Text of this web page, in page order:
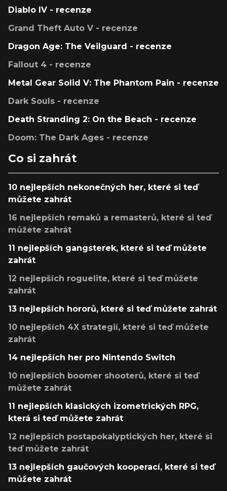
Diablo IV - recenze
Grand Theft Auto V - recenze
Dragon Age: The Veilguard - recenze
Fallout 4 - recenze
Metal Gear Solid V: The Phantom Pain - recenze
Dark Souls - recenze
Death Stranding 2: On the Beach - recenze
Doom: The Dark Ages - recenze
Co si zahrát
10 nejlepších nekonečných her, které si teď
můžete zahrát
16 nejlepších remaků a remasterů, které si teď
můžete zahrát
11 nejlepších gangsterek, které si teď můžete
zahrát
12 nejlepších roguelite, které si teď můžete
zahrát
13 nejlepších hororů, které si teď můžete zahrát
10 nejlepších 4X strategií, které si teď můžete
zahrát
14 nejlepších her pro Nintendo Switch
10 nejlepších boomer shooterů, které si teď
můžete zahrát
11 nejlepších klasických izometrických RPG,
která si teď můžete zahrát
12 nejlepších postapokalyptických her, které si
teď můžete zahrát
13 nejlepších gaučových kooperací, které si teď
můžete zahrát